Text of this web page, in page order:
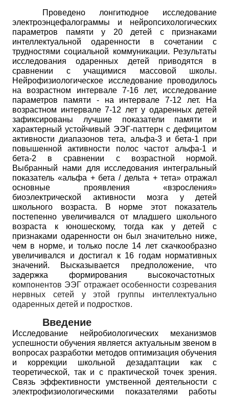
Проведено лонгитюдное
исследование
электроэнцефалограммы и нейропсихологических
параметров памяти у 20 детей с признаками
интеллектуальной одаренности в сочетании с
трудностями социальной коммуникации. Результаты
исследования одаренных детей приводятся в
сравнении с учащимися массовой школы.
Нейрофизиологическое исследование проводилось
на возрастном интервале7-16 лет, исследование
параметров памяти - на интервале7-12 лет. На
возрастном интервале 7-12 лет у одаренных детей
зафиксированы лучшие показатели памяти и
характерный устойчивый ЭЭГ-паттерн с дефицитом
активности диапазонов тета, альфа-3 и бета-1 при
повышенной активности полос частот альфа-1 и
бета-2 в сравнении с возрастной нормой.
Выбранный нами для исследования интегральный
показатель «альфа + бета / дельта +тета» отражал
основные проявления «взросления»
биоэлектрической активности мозга у детей
школьного возраста. В норме этот показатель
постепенно увеличивался от младшего школьного
возраста к юношескому, тогда как у детей с
признаками одаренности он был значительно ниже,
чем в норме, и только после 14 лет скачкообразно
увеличивался и достигал к 16 годам нормативных
значений. Высказывается предположение, что
задержка формирования высокочастотных
компонентов ЭЭГ отражает особенности созревания
нервных сетей у этой группы интеллектуально
одаренных детей и подростков.
Введение
Исследование нейробиологических механизмов
успешности обучения является актуальным звеном в
вопросах разработки методов оптимизация обучения
и коррекции школьной дезадаптации как с
теоретической, так и с практической точек зрения.
Связь эффективности умственной деятельности с
электрофизиологическими показателями работы